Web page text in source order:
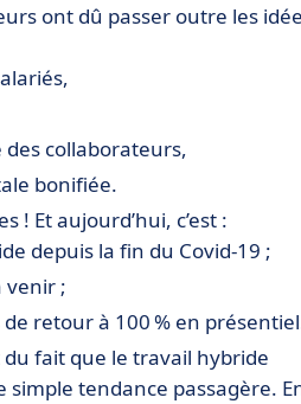
ont dû passer outre les
collaborateurs,
bonifiée.
Et aujourd’hui, c’est :
depuis la fin du Covid-19 ;
venir ;
retour à 100 % en
fait que le travail hybride
tendance passagère.